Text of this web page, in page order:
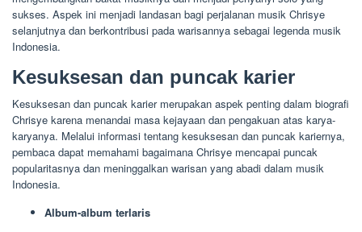
sukses. Aspek ini menjadi landasan bagi perjalanan musik Chrisye
selanjutnya dan berkontribusi pada warisannya sebagai legenda musik
Indonesia.
Kesuksesan dan puncak karier
Kesuksesan dan puncak karier merupakan aspek penting dalam biografi
Chrisye karena menandai masa kejayaan dan pengakuan atas karya-
karyanya. Melalui informasi tentang kesuksesan dan puncak kariernya,
pembaca dapat memahami bagaimana Chrisye mencapai puncak
popularitasnya dan meninggalkan warisan yang abadi dalam musik
Indonesia.
Album-album terlaris